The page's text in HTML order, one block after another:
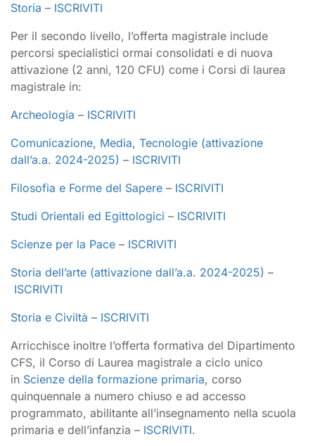
Storia – ISCRIVITI
Per il secondo livello, l’offerta magistrale include
percorsi specialistici ormai consolidati e di nuova
attivazione (2 anni, 120 CFU) come i Corsi di laurea
magistrale in:
Archeologia – ISCRIVITI
Comunicazione, Media, Tecnologie (attivazione
dall’a.a. 2024-2025) – ISCRIVITI
Filosofia e Forme del Sapere – ISCRIVITI
Studi Orientali ed Egittologici – ISCRIVITI
Scienze per la Pace – ISCRIVITI
Storia dell’arte (attivazione dall’a.a. 2024-2025) –
ISCRIVITI
Storia e Civiltà – ISCRIVITI
Arricchisce inoltre l’offerta formativa del Dipartimento
CFS, il Corso di Laurea magistrale a ciclo unico
in Scienze della formazione primaria, corso
quinquennale a numero chiuso e ad accesso
programmato, abilitante all’insegnamento nella scuola
primaria e dell’infanzia – ISCRIVITI.